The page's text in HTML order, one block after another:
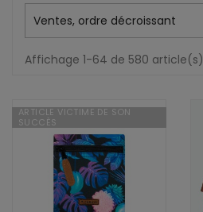
Ventes, ordre décroissant
Affichage 1-64 de 580 article(s)
ARTICLE VICTIME DE SON
SUCCÈS